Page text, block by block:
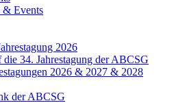
& Events
2026
34. Jahrestagung der ABCSG
2026 & 2027 & 2028
der ABCSG